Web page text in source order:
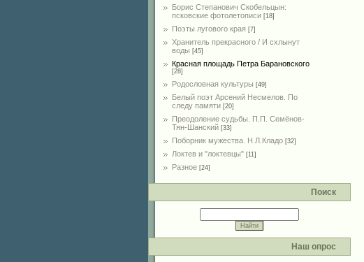
Борис Степанович Скобельцын:
псковские фотолетописи [18]
Поэты лугового края [7]
Хранитель прекрасного / И схлынут
воды [45]
Красная площадь Петра Барановского
[28]
Родословная культуры [49]
Белый поэт Арсений Несмелов. По
следу памяти [20]
Преодоление судьбы. П.П. Семёнов-
Тян-Шанский [33]
Поборник мужества. Н.Л.Кладо [32]
Локтев и "локтевцы" [11]
Разное [24]
Поиск
Наш опрос